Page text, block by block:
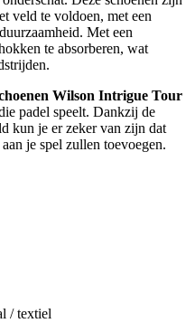
veld te voldoen, met een
Met een
te absorberen, wat
Wilson Intrigue Tour
padel speelt. Dankzij de
kun je er zeker van zijn dat
je spel zullen toevoegen.
/ textiel